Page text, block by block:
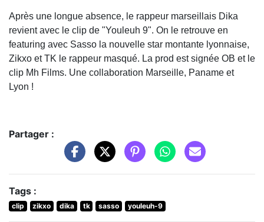
Après une longue absence, le rappeur marseillais Dika
revient avec le clip de "Youleuh 9". On le retrouve en
featuring avec Sasso la nouvelle star montante lyonnaise,
Zikxo et TK le rappeur masqué. La prod est signée OB et le
clip Mh Films. Une collaboration Marseille, Paname et
Lyon !
Partager :
Tags :
clip zikxo dika tk sasso youleuh-9